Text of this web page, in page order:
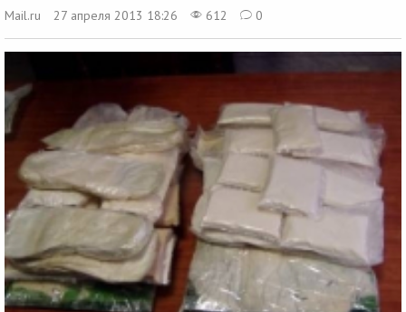
Mail.ru
27 апреля 2013 18:26 612 0